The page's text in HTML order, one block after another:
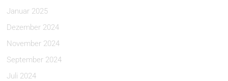
Januar 2025
Dezember 2024
November 2024
September 2024
Juli 2024